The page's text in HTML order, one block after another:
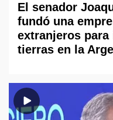
El senador
fundó una
extranjeros
tierras en la